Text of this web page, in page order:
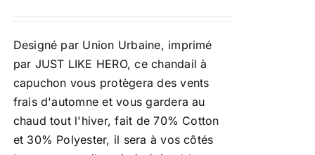
Designé par Union Urbaine, imprimé
par JUST LIKE HERO, ce chandail à
capuchon vous protègera des vents
frais d'automne et vous gardera au
chaud tout l'hiver, fait de 70% Cotton
et 30% Polyester, il sera à vos côtés